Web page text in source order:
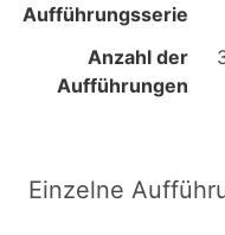
Aufführungsserie
Anzahl der
Aufführungen
Einzelne